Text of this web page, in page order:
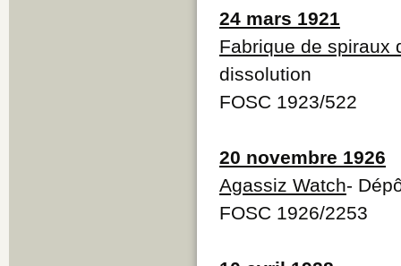
24 mars 1921
Fabrique de spiraux
dissolution
FOSC 1923/522
20 novembre 1926
Agassiz Watch-
FOSC 1926/2253